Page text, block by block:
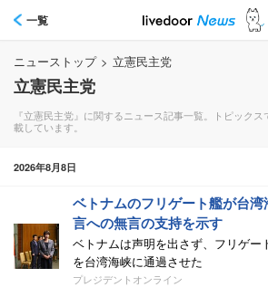
一覧
ニューストップ > 立憲民主党
立憲民主党
『立憲民主党』に関するニュース記事一覧。トピック
載しています。
2026年8月8日
ベトナムのフリゲート艦が台
言への無言の支持を示す
ベトナムは声明を出さず、フリゲー
を台湾海峡に通過させた
プレジデントオンライン